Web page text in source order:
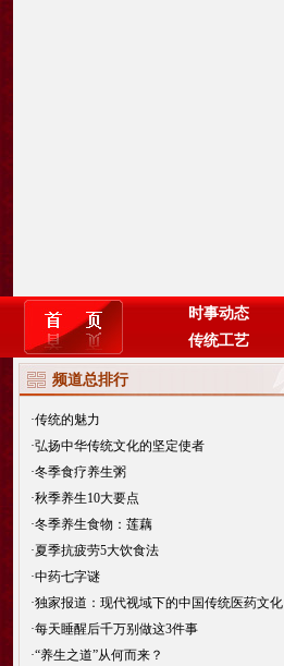
时事动态
传统工艺
频道总排行
·传统的魅力
·弘扬中华传统文化的坚定使者
·冬季食疗养生粥
·秋季养生10大要点
·冬季养生食物：莲藕
·夏季抗疲劳5大饮食法
·中药七字谜
·独家报道：现代视域下的中国传统医药文化
·每天睡醒后千万别做这3件事
·“养生之道”从何而来？